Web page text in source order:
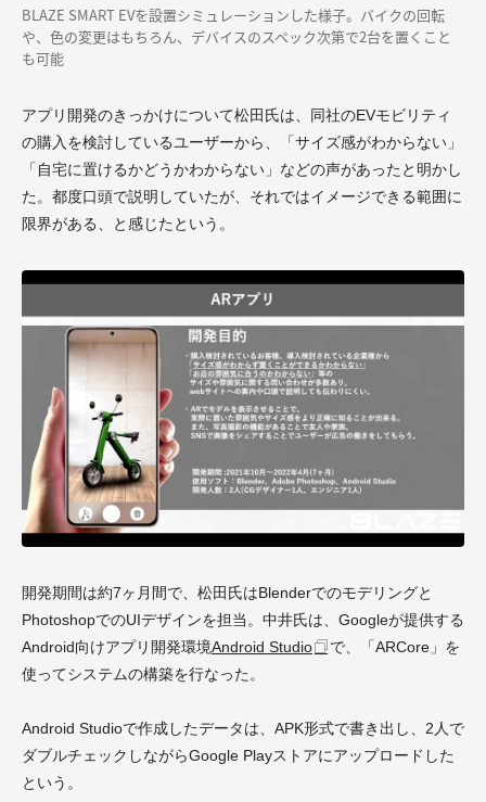
BLAZE SMART EVを設置シミュレーションした様子。バイクの回転
や、色の変更はもちろん、デバイスのスペック次第で2台を置くこと
も可能
アプリ開発のきっかけについて松田氏は、同社のEVモビリティ
の購入を検討しているユーザーから、「サイズ感がわからない」
「自宅に置けるかどうかわからない」などの声があったと明かし
た。都度口頭で説明していたが、それではイメージできる範囲に
限界がある、と感じたという。
開発期間は約7ヶ月間で、松田氏はBlenderでのモデリングと
PhotoshopでのUIデザインを担当。中井氏は、Googleが提供する
Android向けアプリ開発環境Android Studio
で、「ARCore」を
使ってシステムの構築を行なった。
Android Studioで作成したデータは、APK形式で書き出し、2人で
ダブルチェックしながらGoogle Playストアにアップロードした
という。